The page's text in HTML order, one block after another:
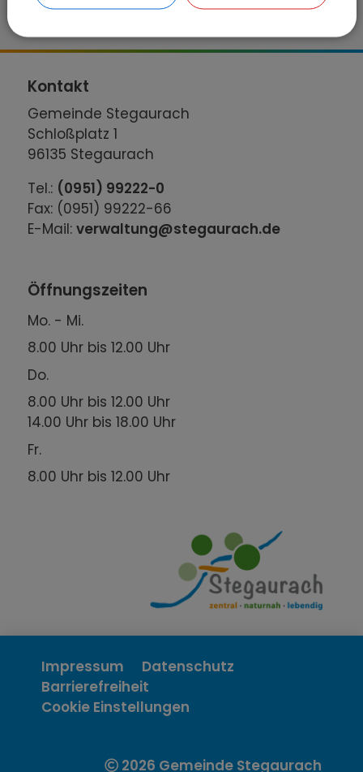
Kontakt
Gemeinde Stegaurach
Schloßplatz 1
96135 Stegaurach
Tel.: (0951) 99222-0
Fax: (0951) 99222-66
E-Mail:verwaltung@stegaurach.de
Öffnungszeiten
Mo. - Mi.
8.00 Uhr bis 12.00 Uhr
Do.
8.00 Uhr bis 12.00 Uhr
14.00 Uhr bis 18.00 Uhr
Fr.
8.00 Uhr bis 12.00 Uhr
Impressum
Datenschutz
Barrierefreiheit
Cookie Einstellungen
2026 Gemeinde Stegaurach